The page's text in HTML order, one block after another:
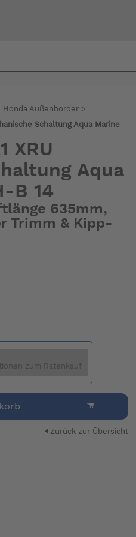
Honda Außenborder>
Schaltung Aqua Marine
XRU
Aqua
B 14
635mm,
Trimm & Kipp-
zum Ratenkauf
Zurück zur Übersicht